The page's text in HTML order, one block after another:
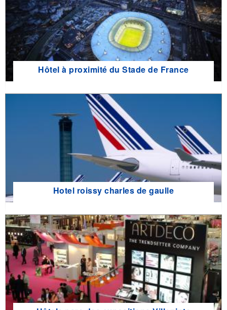
Hôtel à proximité du Stade de France
Hotel roissy charles de gaulle